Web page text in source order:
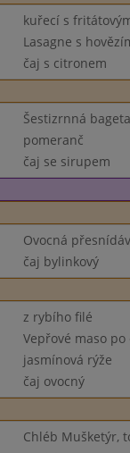
kuřecí s
Lasagne s
čaj s citronem
Šestizrnná
pomeranč
čaj se sirupem
Ovocná
čaj bylinkový
z rybího filé
Vepřové maso po
jasmínová rýže
čaj ovocný
Chléb Mušketýr,